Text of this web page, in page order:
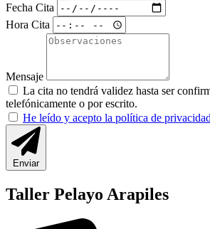
Fecha Cita
Hora Cita
Mensaje
La cita no tendrá validez hasta ser
telefónicamente o por escrito.
He leído y acepto la política de privacidad
Enviar
Taller Pelayo Arapiles